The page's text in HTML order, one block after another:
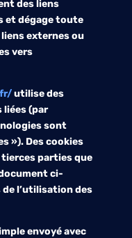
des liens
et dégage toute
externes ou
vers
utilise des
(par
sont
»). Des cookies
parties que
ci-
l’utilisation des
envoyé avec